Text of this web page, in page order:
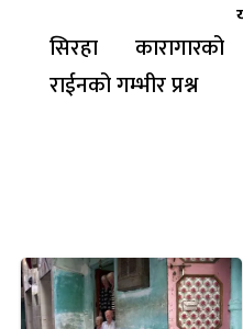
सिरहा
राईनको गम्भीर प्रश्न